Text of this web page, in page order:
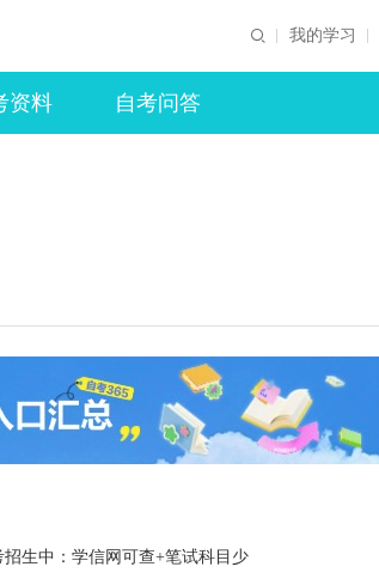
我的学习
资料 自考问答
招生中：学信网可查+笔试科目少